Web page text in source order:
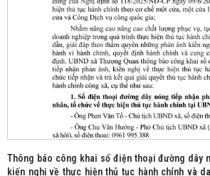
Thông báo công khai số điện thoại đường dây
kiến nghị về thực hiện thủ tục hành chính và